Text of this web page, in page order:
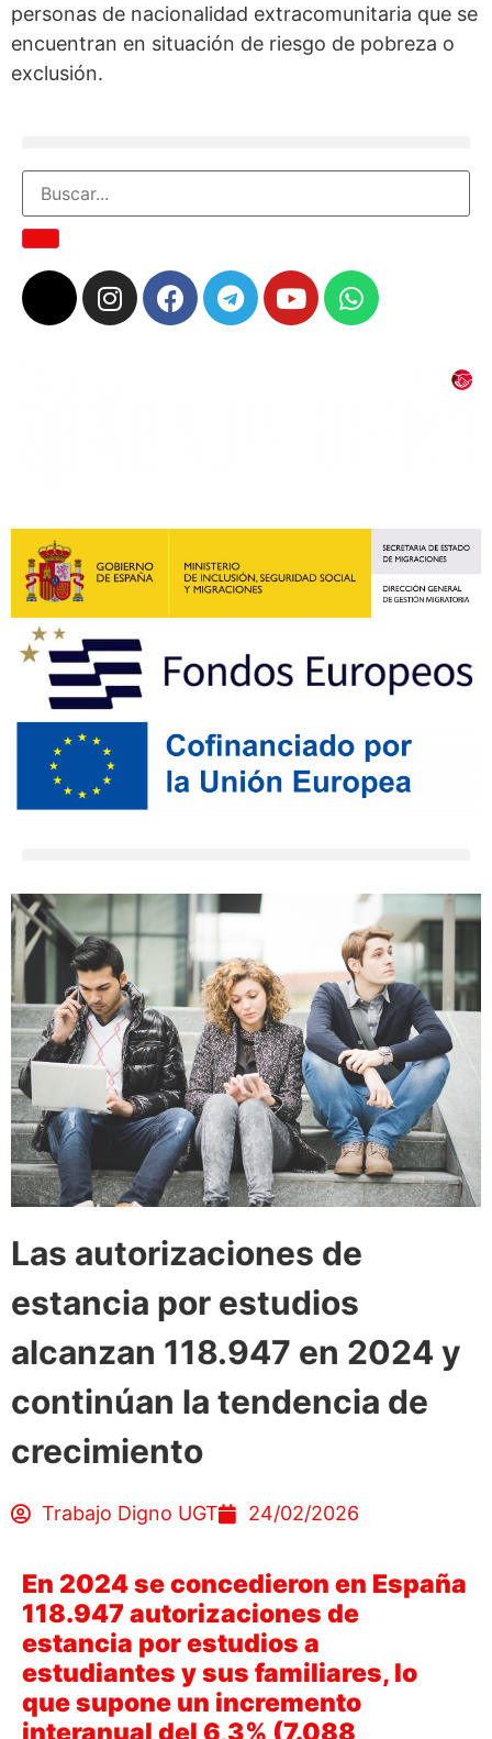
personas de nacionalidad extracomunitaria que se
encuentran en situación de riesgo de pobreza o
exclusión.
Las autorizaciones de
estancia por estudios
alcanzan 118.947 en 2024 y
continúan la tendencia de
crecimiento
Trabajo Digno UGT 24/02/2026
En 2024 se concedieron en España
118.947 autorizaciones de
estancia por estudios a
estudiantes y sus familiares, lo
que supone un incremento
interanual del 6,3% (7.088